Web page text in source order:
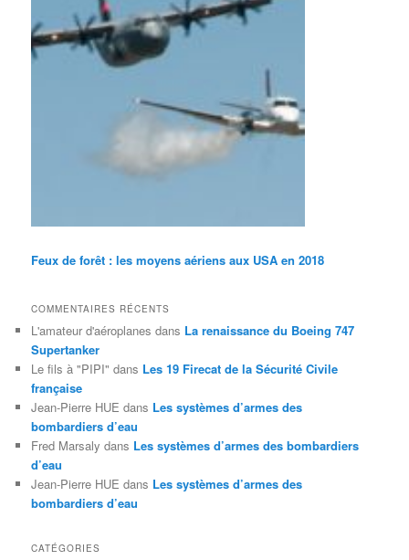
Feux de forêt : les moyens aériens aux USA en 2018
COMMENTAIRES RÉCENTS
L'amateur d'aéroplanes dans La renaissance du Boeing 747
Supertanker
Le fils à "PIPI" dans Les 19 Firecat de la Sécurité Civile
française
Jean-Pierre HUE dans Les systèmes d’armes des
bombardiers d’eau
Fred Marsaly dans Les systèmes d’armes des bombardiers
d’eau
Jean-Pierre HUE dans Les systèmes d’armes des
bombardiers d’eau
CATÉGORIES